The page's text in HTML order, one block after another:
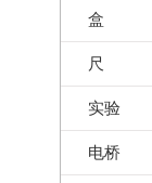
盒
尺
实验
电桥